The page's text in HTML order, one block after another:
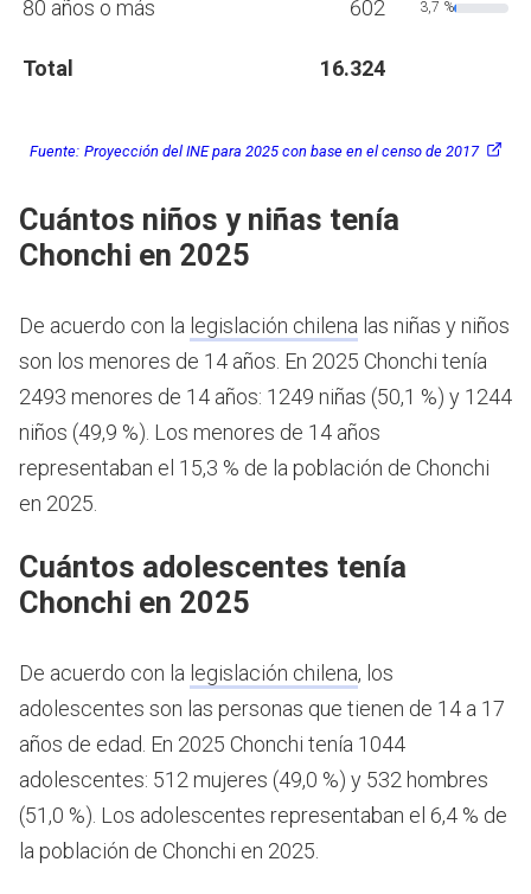
80 años o más 602 3,7 %
Total 16.324
Fuente: Proyección del INE para 2025 con base en el censo de 2017
Cuántos niños y niñas tenía
Chonchi en 2025
De acuerdo con la legislación chilena las niñas y niños
son los menores de 14 años. En 2025 Chonchi tenía
2493 menores de 14 años: 1249 niñas (50,1 %) y 1244
niños (49,9 %). Los menores de 14 años
representaban el 15,3 % de la población de Chonchi
en 2025.
Cuántos adolescentes tenía
Chonchi en 2025
De acuerdo con la legislación chilena, los
adolescentes son las personas que tienen de 14 a 17
años de edad. En 2025 Chonchi tenía 1044
adolescentes: 512 mujeres (49,0 %) y 532 hombres
(51,0 %). Los adolescentes representaban el 6,4 % de
la población de Chonchi en 2025.